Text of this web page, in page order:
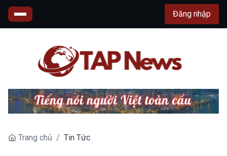
Đăng nhập
Trang chủ / Tin Tức